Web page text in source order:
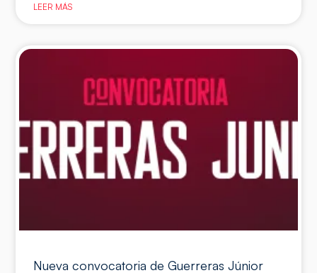
LEER MÁS
Nueva convocatoria de Guerreras Júnior